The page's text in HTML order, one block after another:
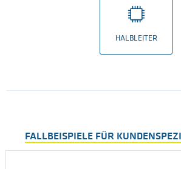
HALBLEITER
FALLBEISPIELE FÜR